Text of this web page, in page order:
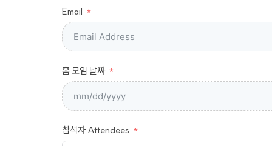
Email
홈 모임 날짜
참석자 Attendees